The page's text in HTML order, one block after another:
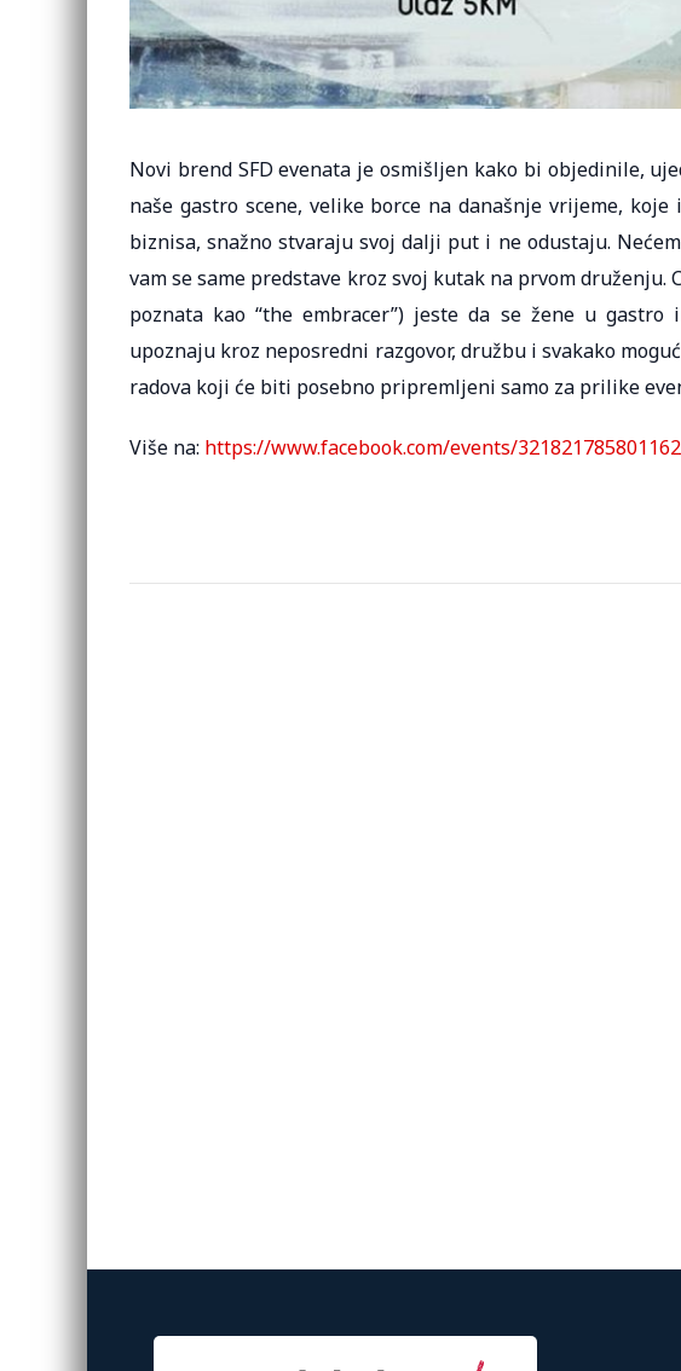
Novi brend SFD evenata je osmišljen kako bi objedinile,
naše gastro scene, velike borce na današnje vrijeme,
biznisa, snažno stvaraju svoj dalji put i ne odustaju.
vam se same predstave kroz svoj kutak na prvom
poznata kao “the embracer”) jeste da se žene u
upoznaju kroz neposredni razgovor, družbu i svakako
radova koji će biti posebno pripremljeni samo za prilike
Više na: https://www.facebook.com/events/321821785801162